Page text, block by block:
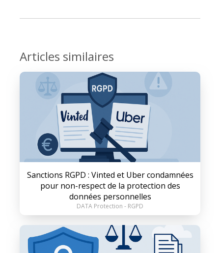
Articles similaires
Sanctions RGPD : Vinted et Uber condamnées
pour non-respect de la protection des
données personnelles
DATA Protection - RGPD